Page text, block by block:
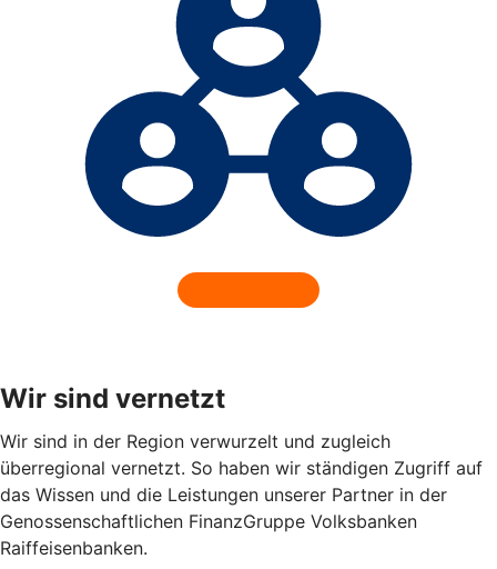
Wir sind vernetzt
Wir sind in der Region verwurzelt und zugleich
überregional vernetzt. So haben wir ständigen Zugriff auf
das Wissen und die Leistungen unserer Partner in der
Genossenschaftlichen FinanzGruppe Volksbanken
Raiffeisenbanken.